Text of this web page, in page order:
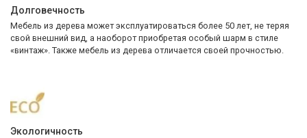
Долговечность
Мебель из дерева может эксплуатироваться более 50 лет, не теряя
свой внешний вид, а наоборот приобретая особый шарм в стиле
«винтаж». Также мебель из дерева отличается своей прочностью.
Экологичность